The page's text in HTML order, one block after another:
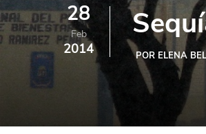
28
Feb
2014 POR ELENA